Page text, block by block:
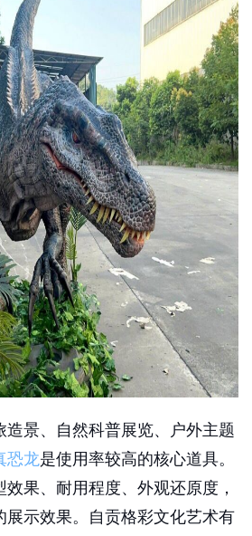
造景、自然科普展览、户外主题
恐龙是使用率较高的核心道具。
果、耐用程度、外观还原度，
展示效果。自贡格彩文化艺术有